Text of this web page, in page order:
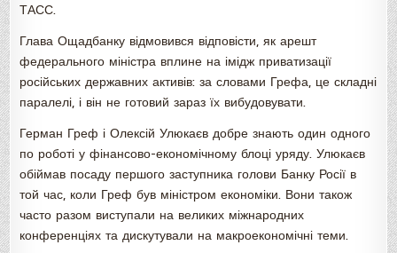
ТАСС.
Глава Ощадбанку відмовився відповісти, як арешт
федерального міністра вплине на імідж приватизації
російських державних активів: за словами Грефа, це складні
паралелі, і він не готовий зараз їх вибудовувати.
Герман Греф і Олексій Улюкаєв добре знають один одного
по роботі у фінансово-економічному блоці уряду. Улюкаєв
обіймав посаду першого заступника голови Банку Росії в
той час, коли Греф був міністром економіки. Вони також
часто разом виступали на великих міжнародних
конференціях та дискутували на макроекономічні теми.